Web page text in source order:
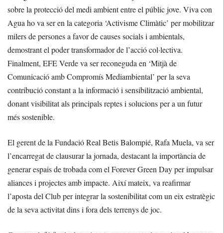
sobre la protecció del medi ambient entre el públic jove. Viva con
Agua ho va ser en la categoria ‘Activisme Climàtic’ per mobilitzar
milers de persones a favor de causes socials i ambientals,
demostrant el poder transformador de l’acció col·lectiva.
Finalment, EFE Verde va ser reconeguda en ‘Mitjà de
Comunicació amb Compromís Mediambiental’ per la seva
contribució constant a la informació i sensibilització ambiental,
donant visibilitat als principals reptes i solucions per a un futur
més sostenible.
El gerent de la Fundació Real Betis Balompié, Rafa Muela, va ser
l’encarregat de clausurar la jornada, destacant la importància de
generar espais de trobada com el Forever Green Day per impulsar
aliances i projectes amb impacte. Així mateix, va reafirmar
l’aposta del Club per integrar la sostenibilitat com un eix estratègic
de la seva activitat dins i fora dels terrenys de joc.